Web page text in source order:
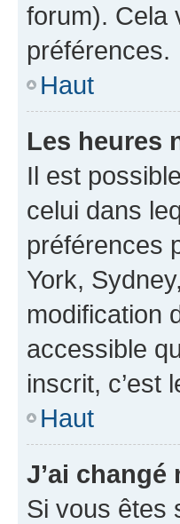
forum). Cela
préférences.
Haut
Les heures
Il est
celui dans
préférences
York,
modification
accessible
inscrit, c’est
Haut
J’ai
Si vous êtes